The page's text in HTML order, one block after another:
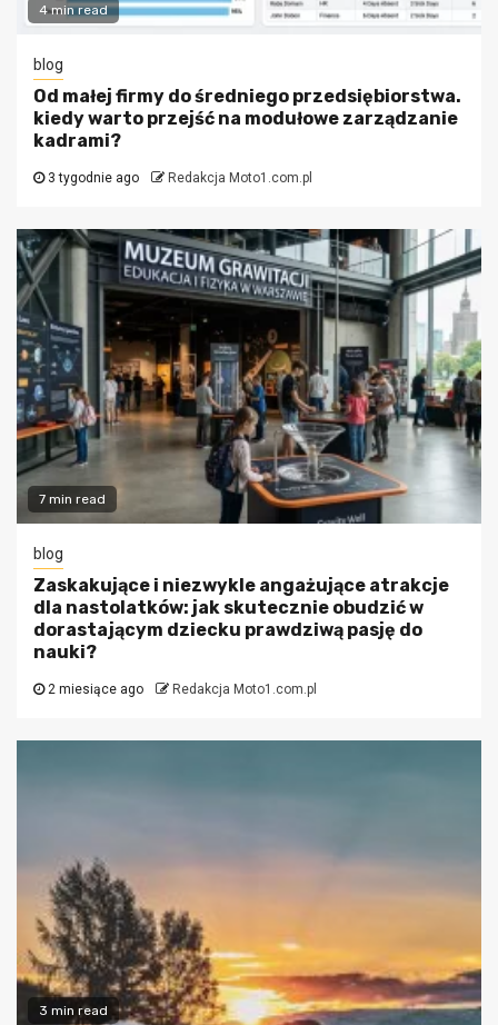
4 min read
blog
Od małej firmy do średniego przedsiębiorstwa.
kiedy warto przejść na modułowe zarządzanie
kadrami?
3 tygodnie ago Redakcja Moto1.com.pl
7 min read
blog
Zaskakujące i niezwykle angażujące atrakcje
dla nastolatków: jak skutecznie obudzić w
dorastającym dziecku prawdziwą pasję do
nauki?
2 miesiące ago Redakcja Moto1.com.pl
3 min read